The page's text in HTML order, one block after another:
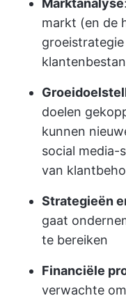
Marktanalyse
markt (en de
doelen
kunnen
social media-
van
Strategieën
gaat
te bereiken
Financiële
verwachte